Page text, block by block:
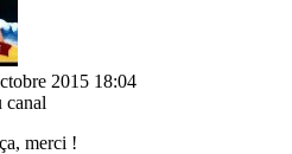
2015 18:04
merci !